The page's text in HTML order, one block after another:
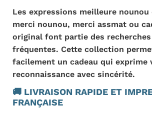
Les expressions meilleure nounou
merci nounou, merci assmat ou
original font partie des
fréquentes. Cette collection
facilement un cadeau qui exprime
reconnaissance avec sincérité.
🚚 LIVRAISON RAPIDE ET
FRANÇAISE